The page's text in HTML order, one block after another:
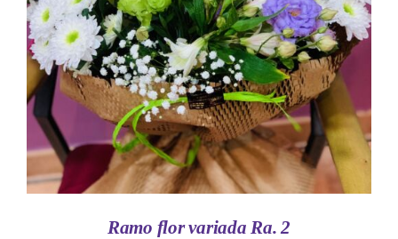
AÑADIR AL CARRITO
/
DETALLES
Ramo flor variada Ra. 2